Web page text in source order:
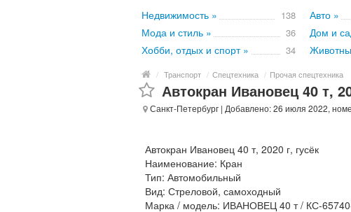
Недвижимость » 138 Авто »
Мода и стиль » 36 Дом и
Хобби, отдых и спорт » 34
/ Транспорт / Спецтехника / Прочая спецтехника
Автокран Ивановец 40 т,
Санкт-Петербург | Добавлено: 26 июля 2022,
Автокран Ивановец 40 т, 2020 г, гусёк
Наименование: Кран
Тип: Автомобильный
Вид: Стреловой, самоходный
Марка / модель: ИВАНОВЕЦ 40 т / КС-